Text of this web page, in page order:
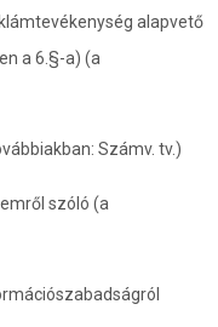
alapvető
a 6.§-a) (a
Számv. tv.)
szóló (a